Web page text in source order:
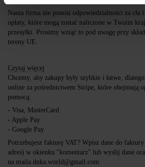
Nasza firma nie ponosi odpowiedzialności za cła
opłaty, które mogą zostać naliczone w Twoim
przesyłki. Prosimy wziąć to pod uwagę przy
tereny UE.
Czytaj więcej
Chcemy, aby zakupy były szybkie i łatwe,
online za pośrednictwem Stripe, które obejmują
pomocą:
- Visa, MasterCard
- Apple Pay
- Google Pay
Potrzebujesz fakturę VAT? Wpisz dane do
adres) w okienku "komentarz" lub wyslij dane
na maila dnka.world@gmail.com